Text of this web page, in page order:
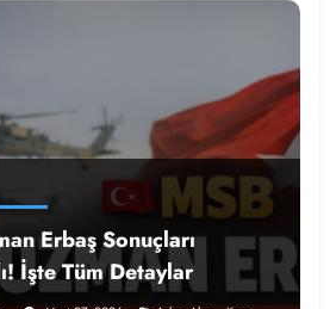
Erbaş Sonuçları
İşte Tüm Detaylar